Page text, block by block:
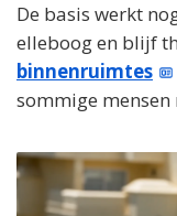
De basis werkt
elleboog en blijf
binnenruimtes
sommige mensen